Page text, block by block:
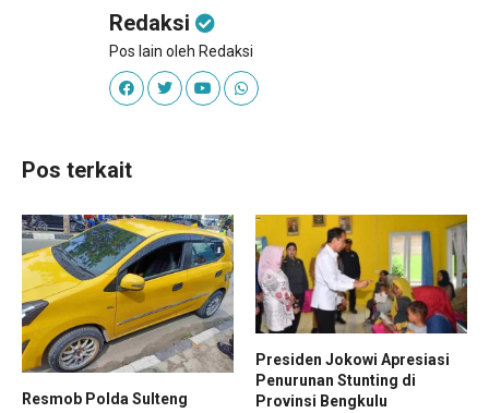
Redaksi
Pos lain oleh Redaksi
Pos terkait
Resmob Polda Sulteng
Presiden Jokowi Apresiasi
Penurunan Stunting di
Provinsi Bengkulu